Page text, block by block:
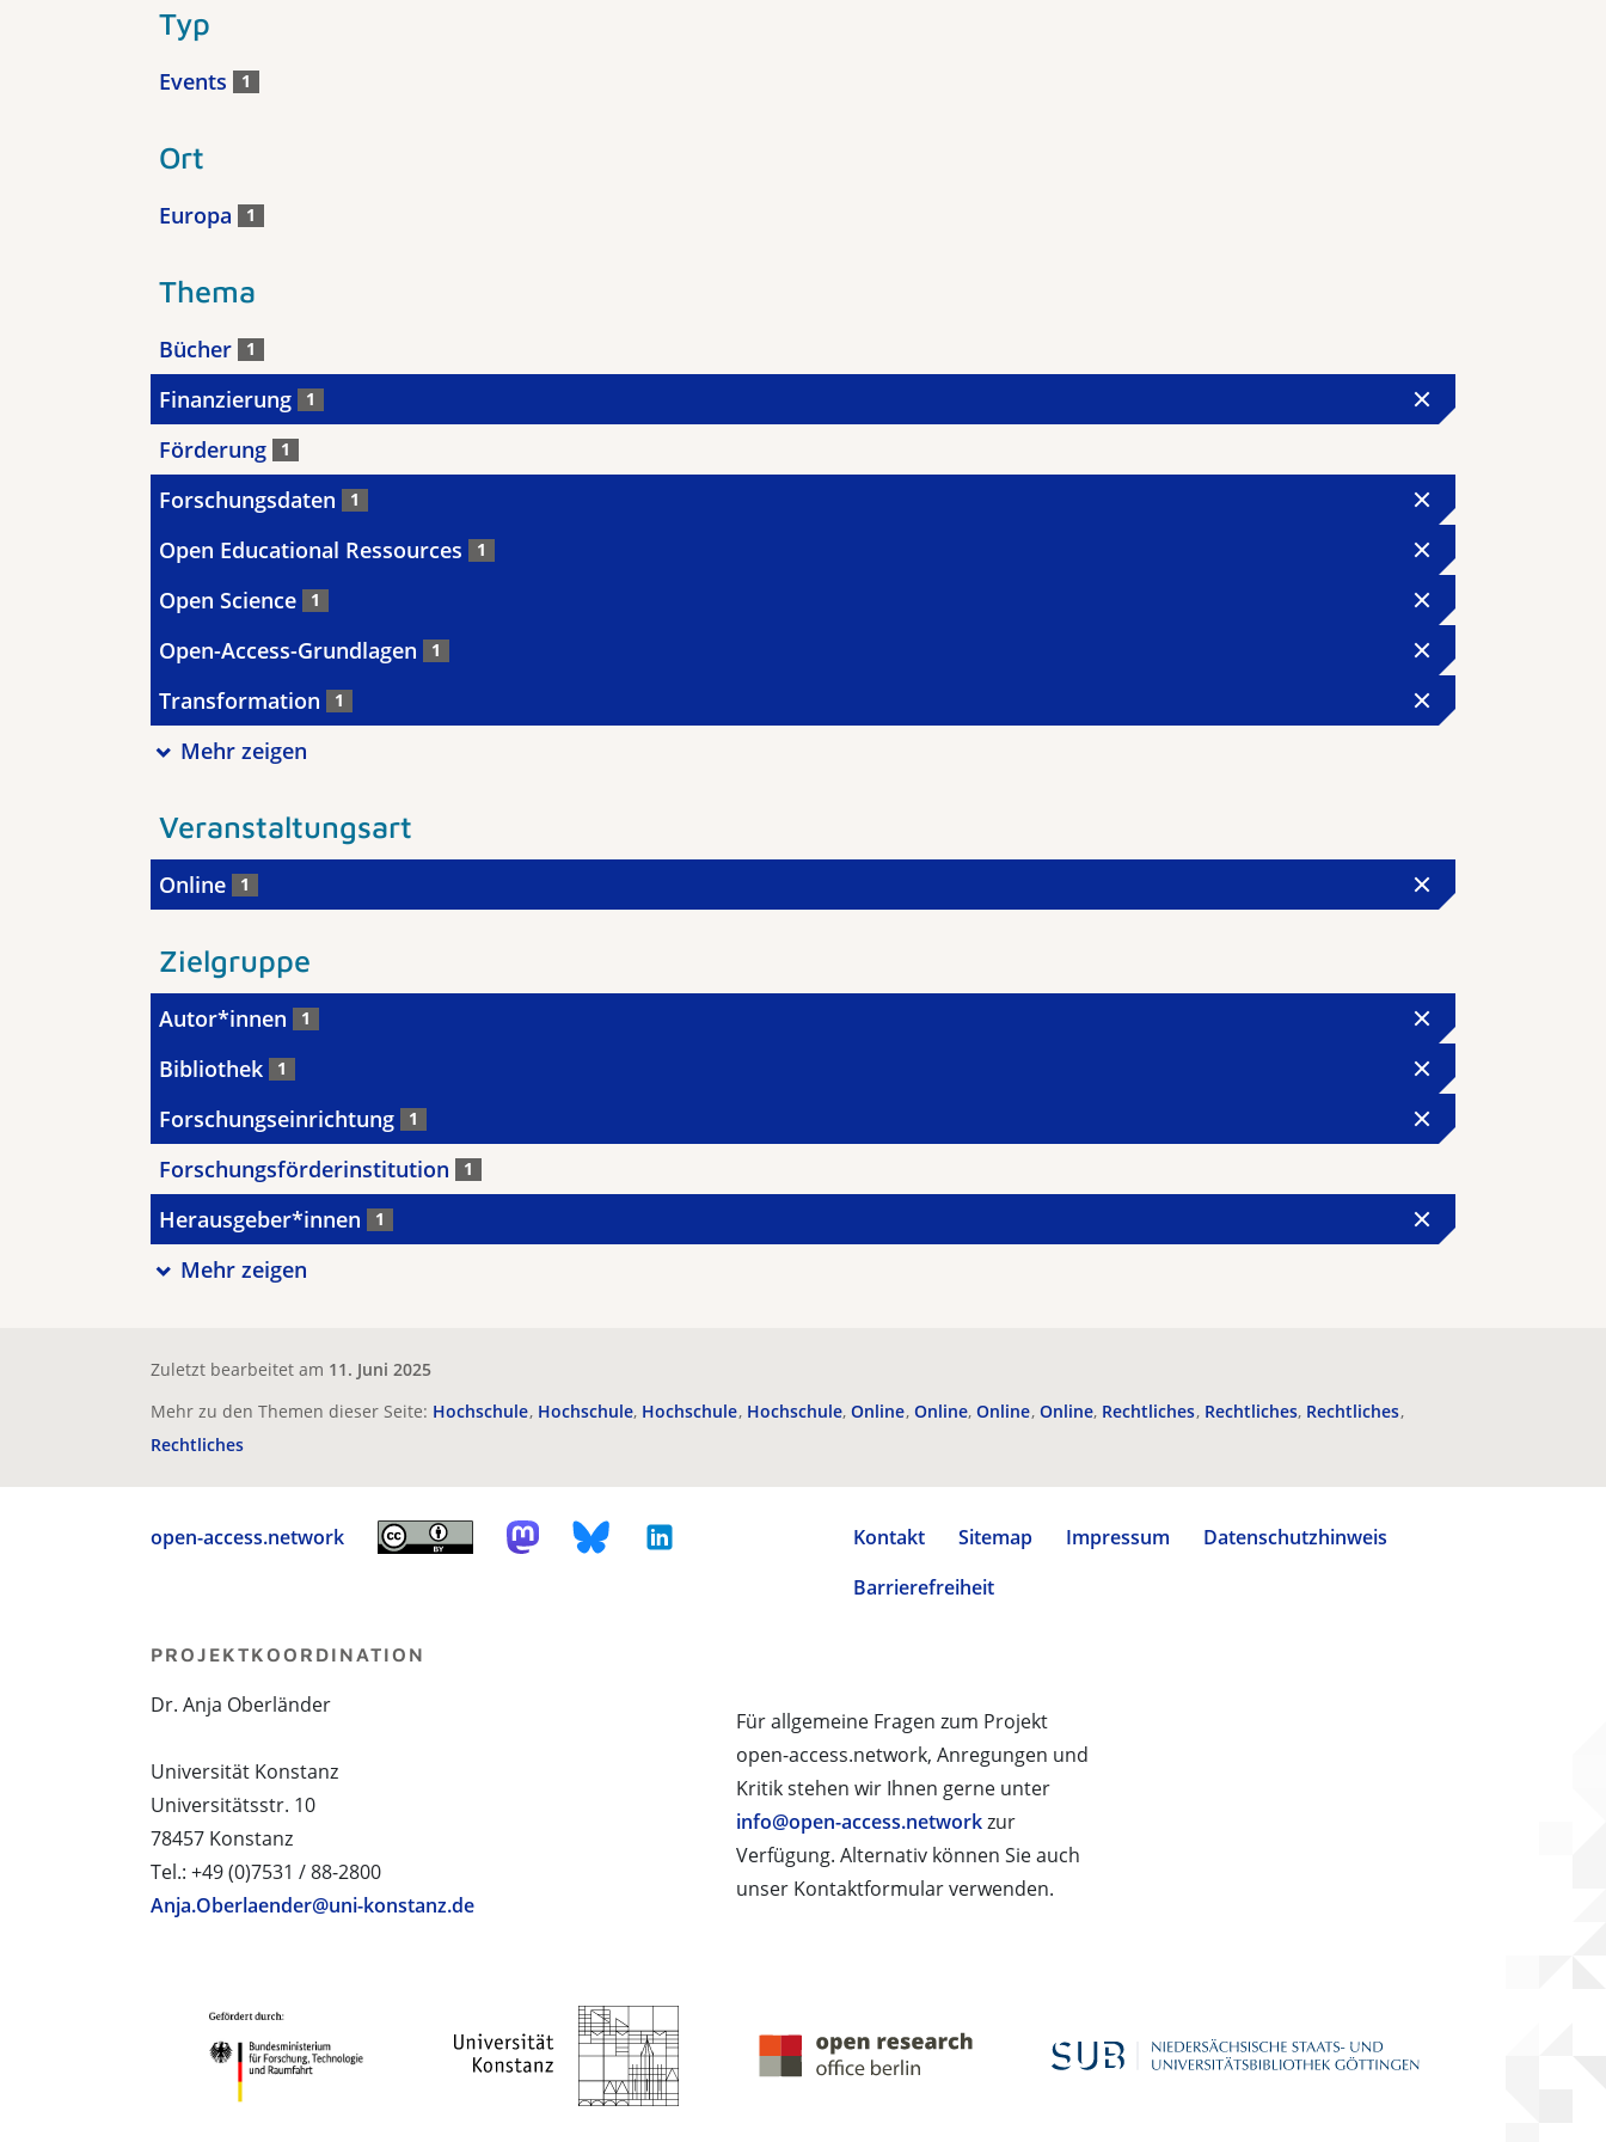
Typ
Events 1
Ort
Europa 1
Thema
Bücher 1
Finanzierung 1
Förderung 1
Forschungsdaten 1
Open Educational Ressources 1
Open Science 1
Open-Access-Grundlagen 1
Transformation 1
Mehr zeigen
Veranstaltungsart
Online 1
Zielgruppe
Autor*innen 1
Bibliothek 1
Forschungseinrichtung 1
Forschungsförderinstitution 1
Herausgeber*innen 1
Mehr zeigen
Zuletzt bearbeitet am 11. Juni 2025
Mehr zu den Themen dieser Seite: Hochschule Hochschule Hochschule Hochschule Online Online Online Online Rechtliches Rechtliches Rechtliches
Rechtliches
open-access.network Kontakt Sitemap Impressum
Datenschutzhinweis
Barrierefreiheit
Für allgemeine Fragen zum Projekt
open-access.network, Anregungen und
Kritik stehen wir Ihnen gerne unter
info@open-access.networkzur
Verfügung. Alternativ können Sie auch
unser Kontaktformular verwenden.
PROJEKTKOORDINATION
Dr. Anja Oberländer
Universität Konstanz
Universitätsstr. 10
78457 Konstanz
Tel.: +49 (0)7531 / 88-2800
Anja.Oberlaender@uni-konstanz.de